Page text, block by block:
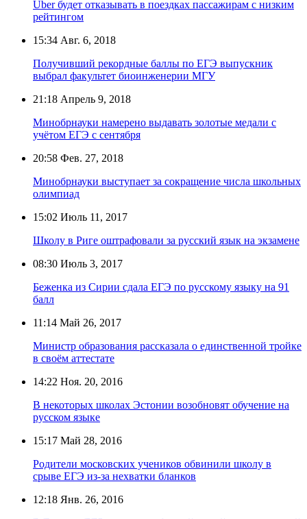
Uber будет отказывать в поездках пассажирам с низким
рейтингом
15:34 Авг. 6, 2018
Получивший рекордные баллы по ЕГЭ выпускник
выбрал факультет биоинженерии МГУ
21:18 Апрель 9, 2018
Минобрнауки намерено выдавать золотые медали с
учётом ЕГЭ с сентября
20:58 Фев. 27, 2018
Минобрнауки выступает за сокращение числа школьных
олимпиад
15:02 Июль 11, 2017
Школу в Риге оштрафовали за русский язык на экзамене
08:30 Июль 3, 2017
Беженка из Сирии сдала ЕГЭ по русскому языку на 91
балл
11:14 Май 26, 2017
Министр образования рассказала о единственной тройке
в своём аттестате
14:22 Ноя. 20, 2016
В некоторых школах Эстонии возобновят обучение на
русском языке
15:17 Май 28, 2016
Родители московских учеников обвинили школу в
срыве ЕГЭ из-за нехватки бланков
12:18 Янв. 26, 2016